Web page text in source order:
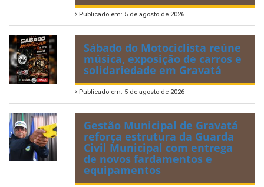
Publicado em: 5 de agosto de 2026
Sábado do Motociclista reúne
música, exposição de carros e
solidariedade em Gravatá
Publicado em: 5 de agosto de 2026
Gestão Municipal de Gravatá
reforça estrutura da Guarda
Civil Municipal com entrega
de novos fardamentos e
equipamentos